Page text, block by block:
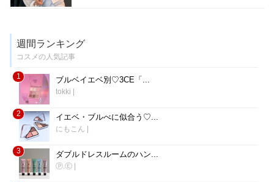
週間ランキング
コスメの人気記事
1 ブルベイエベ別♡3CE「...
tokki
2 イエベ・ブルべに似合う♡...
にもこん
3 ダブルドレスルームのハン...
Ⓟ.Ⓔ